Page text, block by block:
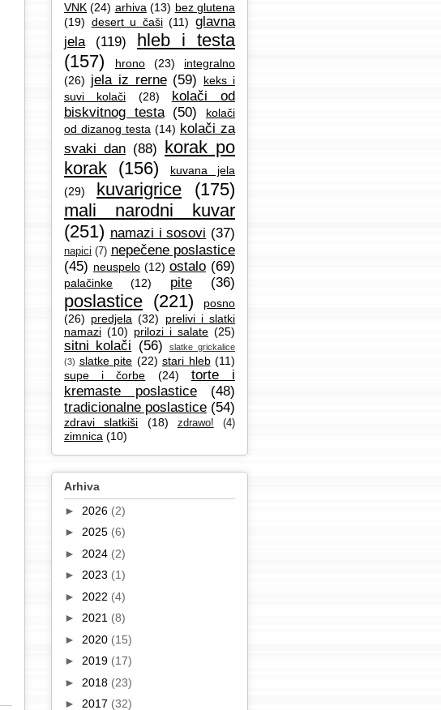
VNK (24) arhiva (13) bez glutena
(19) desert u čaši (11) glavna
jela
(119)
hleb i testa
(157)
hrono (23)
integralno
(26) jela iz rerne (59)
keks i
suvi kolači
(28)
kolači od
biskvitnog testa (50)
kolači
od dizanog testa (14) kolači za
svaki dan (88) korak po
korak (156)
kuvana jela
(29)
kuvarigrice
(175)
mali narodni kuvar
(251) namazi i sosovi (37)
napici (7) nepečene poslastice
(45) neuspelo (12) ostalo (69)
palačinke (12) pite (36)
poslastice (221)
posno
(26) predjela (32)
prelivi i slatki
namazi (10) prilozi i salate (25)
sitni kolači (56)
slatke grickalice
(3) slatke pite (22) stari hleb (11)
supe i čorbe
(24)
torte i
kremaste poslastice
(48)
tradicionalne poslastice (54)
zdravi slatkiši (18) zdrawo! (4)
zimnica (10)
Arhiva
► 2026 (2)
► 2025 (6)
► 2024 (2)
► 2023 (1)
► 2022 (4)
► 2021 (8)
► 2020 (15)
► 2019 (17)
► 2018 (23)
► 2017 (32)